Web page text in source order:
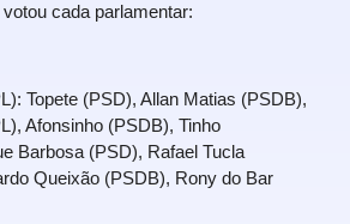
cada parlamentar:
Topete (PSD), Allan Matias (PSDB),
Afonsinho (PSDB), Tinho
Barbosa (PSD), Rafael Tucla
Queixão (PSDB), Rony do Bar